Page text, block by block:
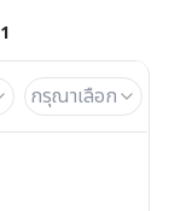
กรุณาเลือก